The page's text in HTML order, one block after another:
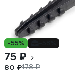
-55%
75 ₽
80 ₽178 ₽